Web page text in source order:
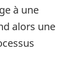
à une
alors une